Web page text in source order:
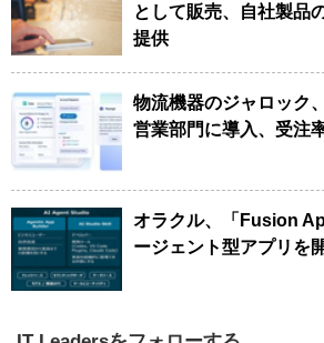
として販売、自社製品
提供
物流機器のジャロック
営業部門に導入、受注
オラクル、「Fusion
ージェント型アプリを